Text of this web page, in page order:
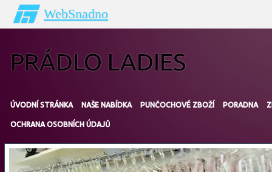
WebSnadno
PRÁDLO LADIES
ÚVODNÍ STRÁNKA NAŠE NABÍDKA PUNČOCHOVÉ ZBOŽÍ PORADNA
OCHRANA OSOBNÍCH ÚDAJŮ